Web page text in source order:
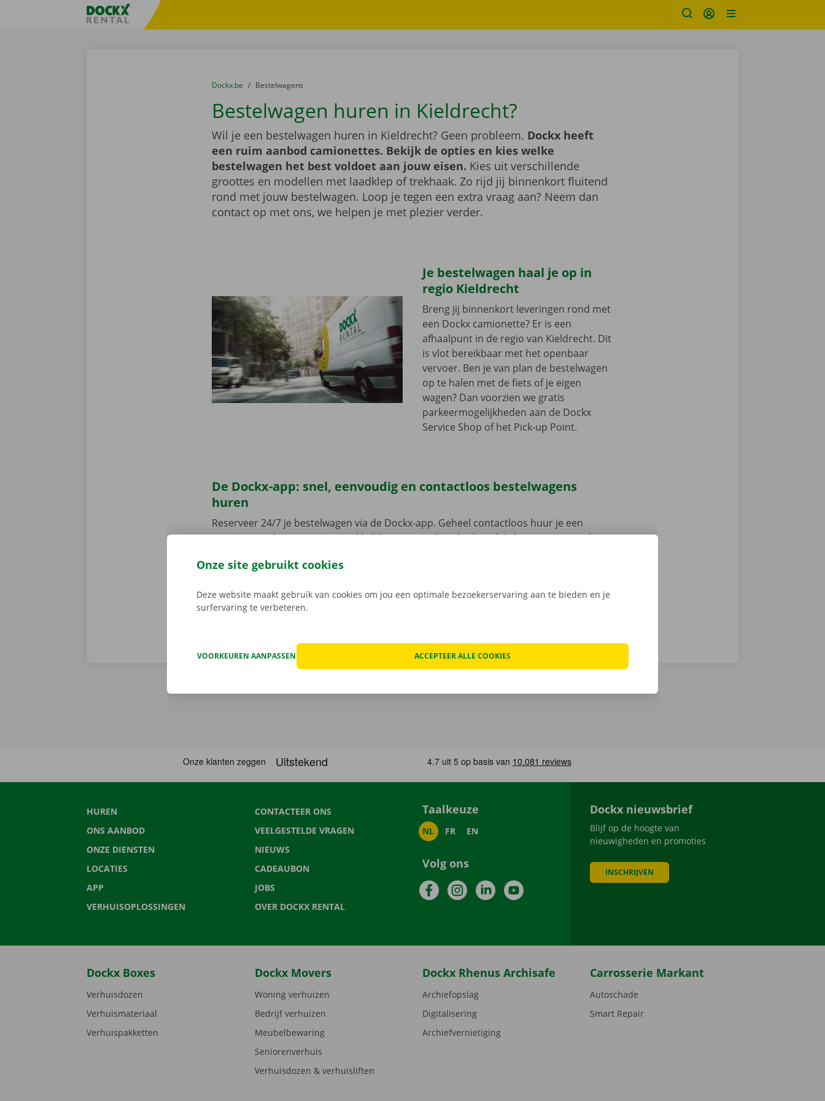
Taalselectie overslaanFratello DEMO
U bevindt zich hier:
van
Dockx.be naar
Bestelwagens
Bestelwagen huren in Kieldrecht?
Wil je een bestelwagen huren in Kieldrecht? Geen probleem. Dockx heeft
een ruim aanbod camionettes. Bekijk de opties en kies welke
bestelwagen het best voldoet aan jouw eisen. Kies uit verschillende
groottes en modellen met laadklep of trekhaak. Zo rijd jij binnenkort fluitend
rond met jouw bestelwagen. Loop je tegen een extra vraag aan? Neem dan
contact op met ons, we helpen je met plezier verder.
Je bestelwagen haal je op in
regio Kieldrecht
Breng jij binnenkort leveringen rond met
een Dockx camionette? Er is een
afhaalpunt in de regio van Kieldrecht. Dit
is vlot bereikbaar met het openbaar
vervoer. Ben je van plan de bestelwagen
op te halen met de fiets of je eigen
wagen? Dan voorzien we gratis
parkeermogelijkheden aan de Dockx
Service Shop of het Pick-up Point.
De Dockx-app: snel, eenvoudig en contactloos bestelwagens
huren
Reserveer 24/7 je bestelwagen via de Dockx-app. Geheel contactloos huur je een
camionette, deze open je gemakkelijk met jouw digitale sleutel. Je bent zo op weg: kies
vertrekken. Download de gratis app nu voor
HUREN
ONS AANBOD
ONZE DIENSTEN
LOCATIES
APP
VERHUISOPLOSSINGEN
CONTACTEER ONS
VEELGESTELDE VRAGEN
NIEUWS
CADEAUBON
JOBS
OVER DOCKX RENTAL
Taalkeuze
NL FR EN
Volg ons
FacebookInstagramLinkedInYouTube
Dockx nieuwsbrief
Blijf op de hoogte van
nieuwigheden en promoties
INSCHRIJVEN
Dockx Boxes
Verhuisdozen
Verhuismateriaal
Verhuispakketten
Dockx Movers
Woning verhuizen
Bedrijf verhuizen
Meubelbewaring
Seniorenverhuis
Verhuisdozen & verhuisliften
Dockx Rhenus Archisafe
Archiefopslag
Digitalisering
Archiefvernietiging
Carrosserie Markant
Autoschade
Smart Repair
Onze site gebruikt cookies
Deze website maakt gebruik van cookies om jou een optimale bezoekerservaring aan te bieden en je
surfervaring te verbeteren.
VOORKEUREN AANPASSEN ACCEPTEER ALLE COOKIES